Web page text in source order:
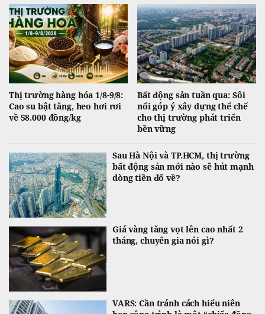
nhất 4 tháng do lo ngại nguồn cung thiếu hụt, còn cacao và cà phê diễn
biến phân hóa.
Thị trường hàng hóa 1/8-9/8:
Cao su bật tăng, heo hơi rơi
về 58.000 đồng/kg
Bất động sản tuần qua: Sôi
nổi góp ý xây dựng thể chế
cho thị trường phát triển
bền vững
Sau Hà Nội và TP.HCM, thị trường
bất động sản mới nào sẽ hút mạnh
dòng tiền đổ về?
Giá vàng tăng vọt lên cao nhất 2
tháng, chuyên gia nói gì?
VARS: Cần tránh cách hiểu niên